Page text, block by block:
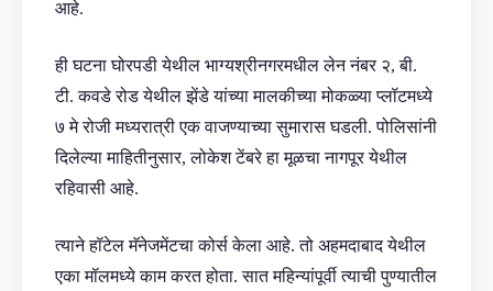
आहे.
ही घटना घोरपडी येथील भाग्यश्रीनगरमधील लेन नंबर २, बी.
टी. कवडे रोड येथील झेंडे यांच्या मालकीच्या मोकळ्या प्लॉटमध्ये
७ मे रोजी मध्यरात्री एक वाजण्याच्या सुमारास घडली. पोलिसांनी
दिलेल्या माहितीनुसार, लोकेश टेंबरे हा मूळचा नागपूर येथील
रहिवासी आहे.
त्याने हॉटेल मॅनेजमेंटचा कोर्स केला आहे. तो अहमदाबाद येथील
एका मॉलमध्ये काम करत होता. सात महिन्यांपूर्वी त्याची पुण्यातील